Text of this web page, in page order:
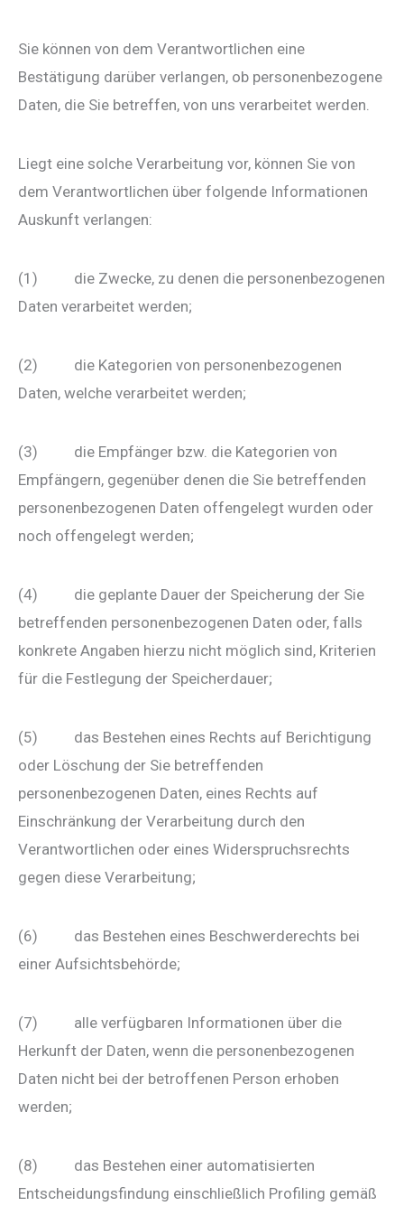
Sie können von dem Verantwortlichen eine
Bestätigung darüber verlangen, ob personenbezogene
Daten, die Sie betreffen, von uns verarbeitet werden.
Liegt eine solche Verarbeitung vor, können Sie von
dem Verantwortlichen über folgende Informationen
Auskunft verlangen:
(1) die Zwecke, zu denen die personenbezogenen
Daten verarbeitet werden;
(2) die Kategorien von personenbezogenen
Daten, welche verarbeitet werden;
(3) die Empfänger bzw. die Kategorien von
Empfängern, gegenüber denen die Sie betreffenden
personenbezogenen Daten offengelegt wurden oder
noch offengelegt werden;
(4) die geplante Dauer der Speicherung der Sie
betreffenden personenbezogenen Daten oder, falls
konkrete Angaben hierzu nicht möglich sind, Kriterien
für die Festlegung der Speicherdauer;
(5) das Bestehen eines Rechts auf Berichtigung
oder Löschung der Sie betreffenden
personenbezogenen Daten, eines Rechts auf
Einschränkung der Verarbeitung durch den
Verantwortlichen oder eines Widerspruchsrechts
gegen diese Verarbeitung;
(6) das Bestehen eines Beschwerderechts bei
einer Aufsichtsbehörde;
(7) alle verfügbaren Informationen über die
Herkunft der Daten, wenn die personenbezogenen
Daten nicht bei der betroffenen Person erhoben
werden;
(8) das Bestehen einer automatisierten
Entscheidungsfindung einschließlich Profiling gemäß